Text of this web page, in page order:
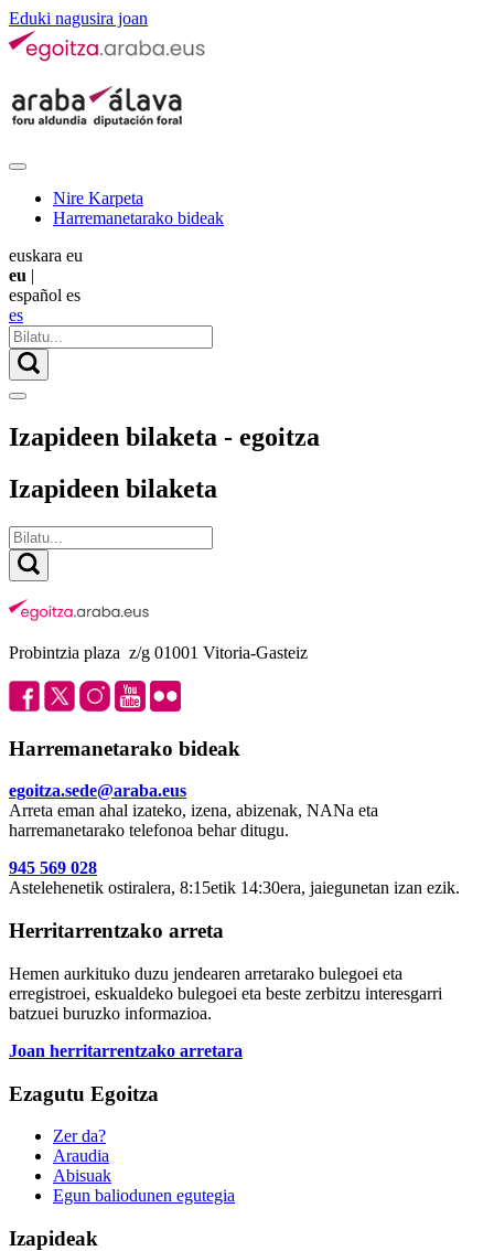
Eduki nagusira joan
Nire Karpeta
Harremanetarako bideak
euskara eu
eu |
español es
es
Izapideen bilaketa - egoitza
Izapideen bilaketa
Probintzia plaza z/g 01001 Vitoria-Gasteiz
Harremanetarako bideak
egoitza.sede@araba.eus
Arreta eman ahal izateko, izena, abizenak, NANa eta
harremanetarako telefonoa behar ditugu.
945 569 028
Astelehenetik ostiralera, 8:15etik 14:30era, jaiegunetan izan ezik.
Herritarrentzako arreta
Hemen aurkituko duzu jendearen arretarako bulegoei eta
erregistroei, eskualdeko bulegoei eta beste zerbitzu interesgarri
batzuei buruzko informazioa.
Joan herritarrentzako arretara
Ezagutu Egoitza
Zer da?
Araudia
Abisuak
Egun baliodunen egutegia
Izapideak